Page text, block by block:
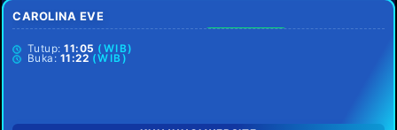
CAROLINA EVE
Tutup:11:05 (WIB)
Buka: 11:22 (WIB)